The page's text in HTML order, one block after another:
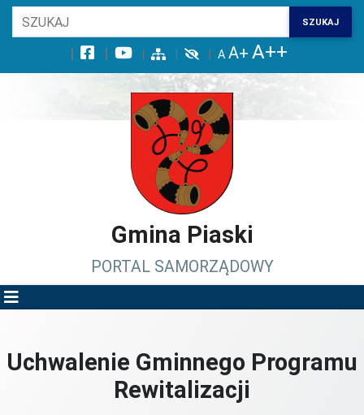
Wróć na początek strony
Przejdź do treści głównej
Przejdź do stopki
Przejdź do menu górnego
Przejdź do mapy serwisu
SZUKAJ
Gmina Piaski
PORTAL SAMORZĄDOWY
Uchwalenie Gminnego Programu
Rewitalizacji